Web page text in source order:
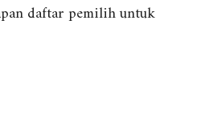
daftar pemilih untuk